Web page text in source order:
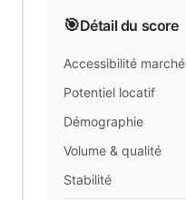
🎯Détail du score
Accessibilité marché
Potentiel locatif
Démographie
Volume & qualité
Stabilité